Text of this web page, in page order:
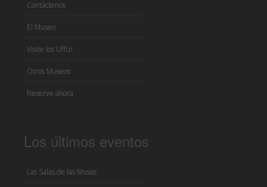
Contáctenos
El Museo
Visite los Uffizi
Otros Museos
Reserve ahora
Los últimos eventos
Las Salas de las Musas